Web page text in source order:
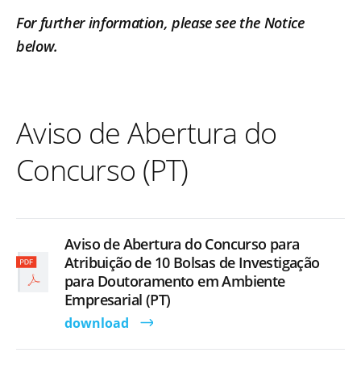
For further information, please see the Notice
below.
Aviso de Abertura do
Concurso (PT)
Aviso de Abertura do Concurso para
Atribuição de 10 Bolsas de Investigação
para Doutoramento em Ambiente
Empresarial (PT)
download